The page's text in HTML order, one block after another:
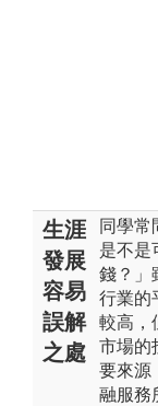
生涯
發展
容易
誤解
之處
同學常
是不是
錢？」
行業的
較高，
市場的
要來源
融服務